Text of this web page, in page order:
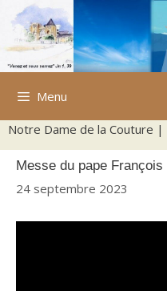
Aller
contenu
Menu
Notre Dame de la Couture |
Messe du pape
24 septembre 2023